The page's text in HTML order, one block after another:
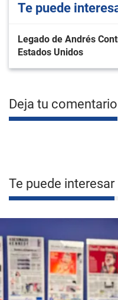
Te puede
Legado de Andrés
Estados Unidos
Deja tu comentario
Te puede interesar